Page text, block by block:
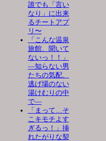
誰でも「言い
なり」に出来
るチートアプ
リ〜
「こんな温泉
旅館、聞いて
ないっ！！」
―知らない男
たちの気配、
逃げ場のない
湯けむりの中
で―
「まって…そ
こキモチよす
ぎるっ！」挿
れたがりな契